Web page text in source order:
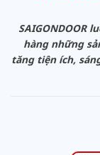
SAIGONDOOR
hàng những
tăng tiện ích,